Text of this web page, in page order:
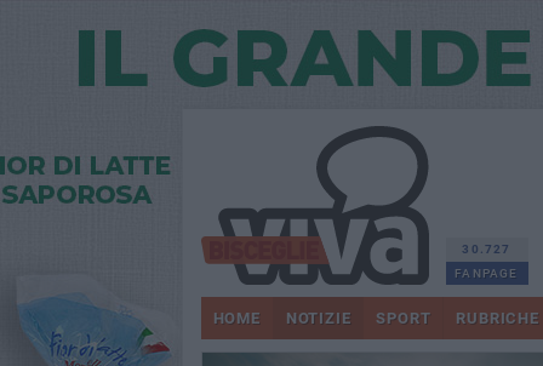
30.727
FANPAGE
HOME NOTIZIE SPORT RUBRICHE